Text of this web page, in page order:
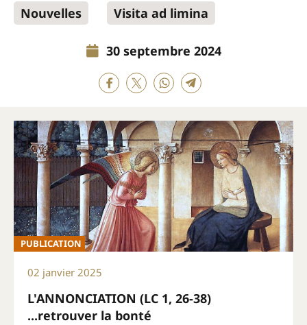
Nouvelles Visita ad limina
30 septembre 2024
PUBLICATION
02 janvier 2025
L'ANNONCIATION (LC 1, 26-38)
...retrouver la bonté